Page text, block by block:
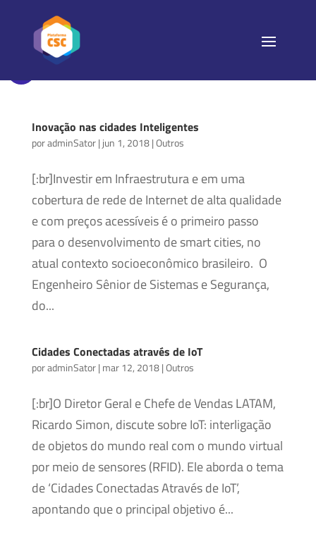
Inovação nas cidades Inteligentes
poradminSator| jun 1, 2018|Outros
[:br]Investir em Infraestrutura e em uma
cobertura de rede de Internet de alta qualidade
e com preços acessíveis é o primeiro passo
para o desenvolvimento de smart cities, no
atual contexto socioeconômico brasileiro. O
Engenheiro Sênior de Sistemas e Segurança,
do...
Cidades Conectadas através de IoT
poradminSator| mar 12, 2018|Outros
[:br]O Diretor Geral e Chefe de Vendas LATAM,
Ricardo Simon, discute sobre IoT: interligação
de objetos do mundo real com o mundo virtual
por meio de sensores (RFID). Ele aborda o tema
de ‘Cidades Conectadas Através de IoT’,
apontando que o principal objetivo é...